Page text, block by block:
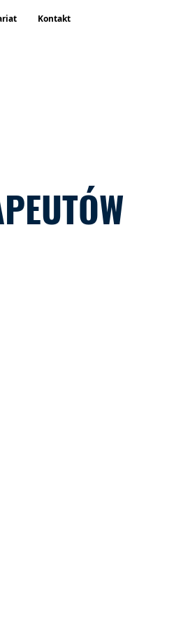
Kontakt